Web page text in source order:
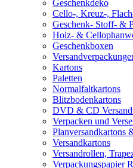
Geschenkdeko
Cello-, Kreuz-,
Geschenk- Stoff- &
Holz- &
Geschenkboxen
Kartons
Paletten
Normalfaltkartons
Blitzbodenkartons
DVD & CD
Verpacken und
Planversandkartons
Versandkartons
Versandrollen,
Verpackungspapier